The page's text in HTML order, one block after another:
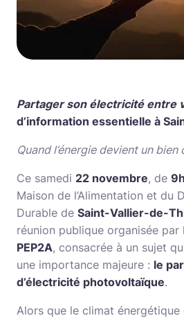
Partager son électricité entre
d’information essentielle à
Quand l’énergie devient un bien
Ce samedi 22 novembre, de
Maison de l’Alimentation et du
Durable de Saint-Vallier-de-
réunion publique organisée
PEP2A, consacrée à un sujet
une importance majeure : le
d’électricité photovoltaïque.
Alors que le climat